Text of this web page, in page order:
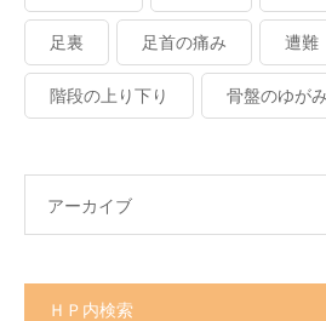
足裏 足首の痛み 遭難
階段の上り下り 骨盤のゆがみ
アーカイブ
ＨＰ内検索